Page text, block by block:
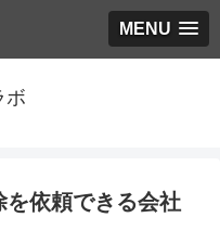
MENU
ボ
依頼できる会社